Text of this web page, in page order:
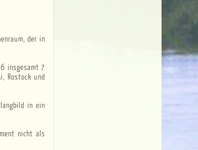
der in
insgesamt 7
Rostock und
in ein
nicht als